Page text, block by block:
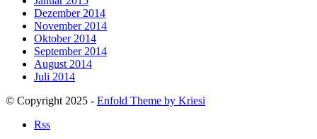
Dezember 2014
November 2014
Oktober 2014
September 2014
August 2014
Juli 2014
© Copyright 2025 - Enfold Theme by Kriesi
Rss